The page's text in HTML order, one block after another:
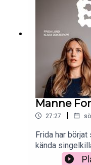
Manne
27:27 |
Frida har
kända
Instagarm.